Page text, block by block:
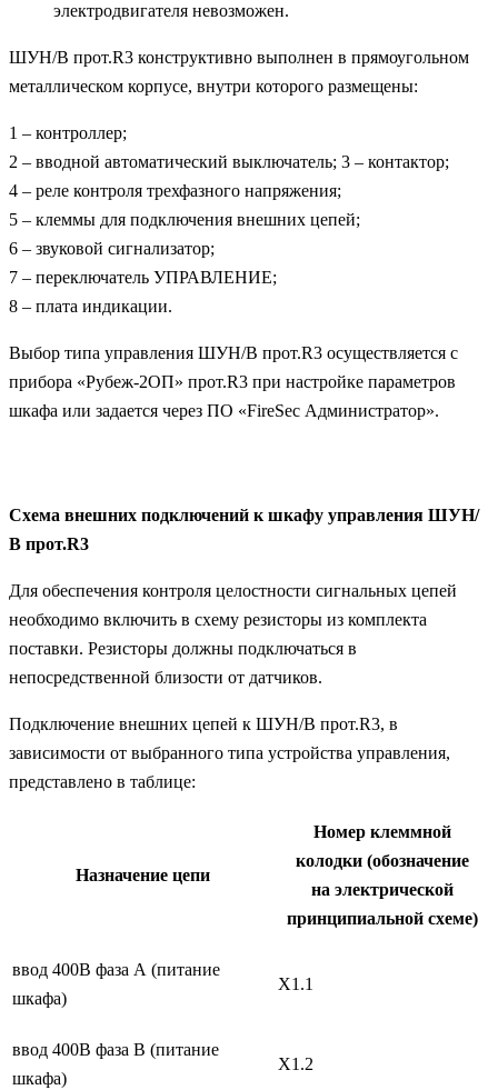
электродвигателя невозможен.
ШУН/В прот.R3 конструктивно выполнен в прямоугольном
металлическом корпусе, внутри которого размещены:
1 – контроллер;
2 – вводной автоматический выключатель; 3 – контактор;
4 – реле контроля трехфазного напряжения;
5 – клеммы для подключения внешних цепей;
6 – звуковой сигнализатор;
7 – переключатель УПРАВЛЕНИЕ;
8 – плата индикации.
Выбор типа управления ШУН/В прот.R3 осуществляется с
прибора «Рубеж-2ОП» прот.R3 при настройке параметров
шкафа или задается через ПО «FireSec Администратор».
Схема внешних подключений к шкафу управления ШУН/
В прот.R3
Для обеспечения контроля целостности сигнальных цепей
необходимо включить в схему резисторы из комплекта
поставки. Резисторы должны подключаться в
непосредственной близости от датчиков.
Подключение внешних цепей к ШУН/В прот.R3, в
зависимости от выбранного типа устройства управления,
представлено в таблице:
Назначение цепи
Номер клеммной
колодки (обозначение
на электрической
принципиальной схеме)
ввод 400В фаза А (питание
шкафа)
X1.1
ввод 400В фаза В (питание
шкафа)
X1.2